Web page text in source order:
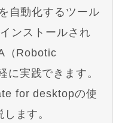
自動化するツール
ンストールされ
（Robotic
実践できます。
for desktopの使
ます。